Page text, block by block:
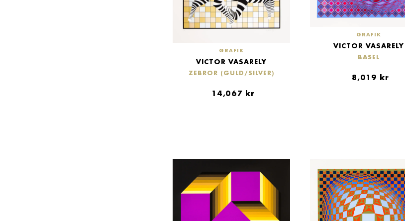
GRAFIK
VICTOR VASARELY
ZEBROR (GULD/SILVER)
14,067 kr
GRAFIK
VICTOR VASARELY
BASEL
8,019 kr